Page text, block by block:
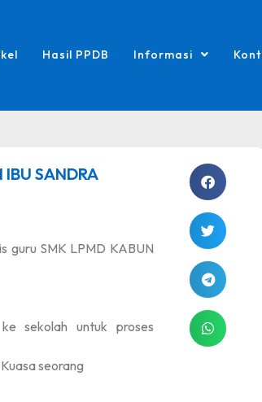
Hasil PPDB Informasi
IBU SANDRA
guru SMK LPMD KABUN
sekolah untuk proses
seorang